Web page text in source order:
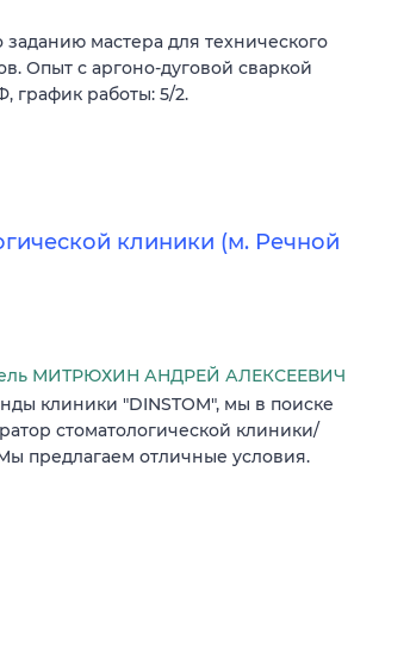
мастера для технического
Опыт с аргоно-дуговой сваркой
график работы: 5/2.
клиники (м. Речной
МИТРЮХИН АНДРЕЙ АЛЕКСЕЕВИЧ
клиники "DINSTOM", мы в поиске
стоматологической клиники/
предлагаем отличные условия.